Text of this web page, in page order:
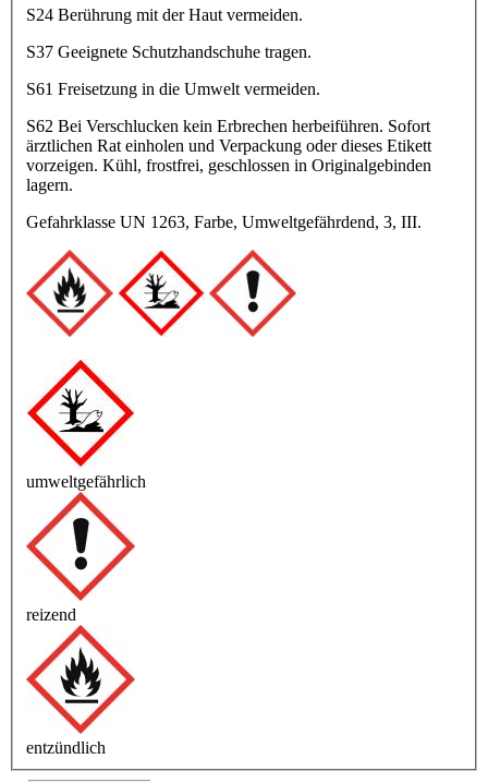
S24 Berührung mit der Haut vermeiden.
S37 Geeignete Schutzhandschuhe tragen.
S61 Freisetzung in die Umwelt vermeiden.
S62 Bei Verschlucken kein Erbrechen herbeiführen. Sofort
ärztlichen Rat einholen und Verpackung oder dieses Etikett
vorzeigen. Kühl, frostfrei, geschlossen in Originalgebinden
lagern.
Gefahrklasse UN 1263, Farbe, Umweltgefährdend, 3, III.
umweltgefährlich
reizend
entzündlich